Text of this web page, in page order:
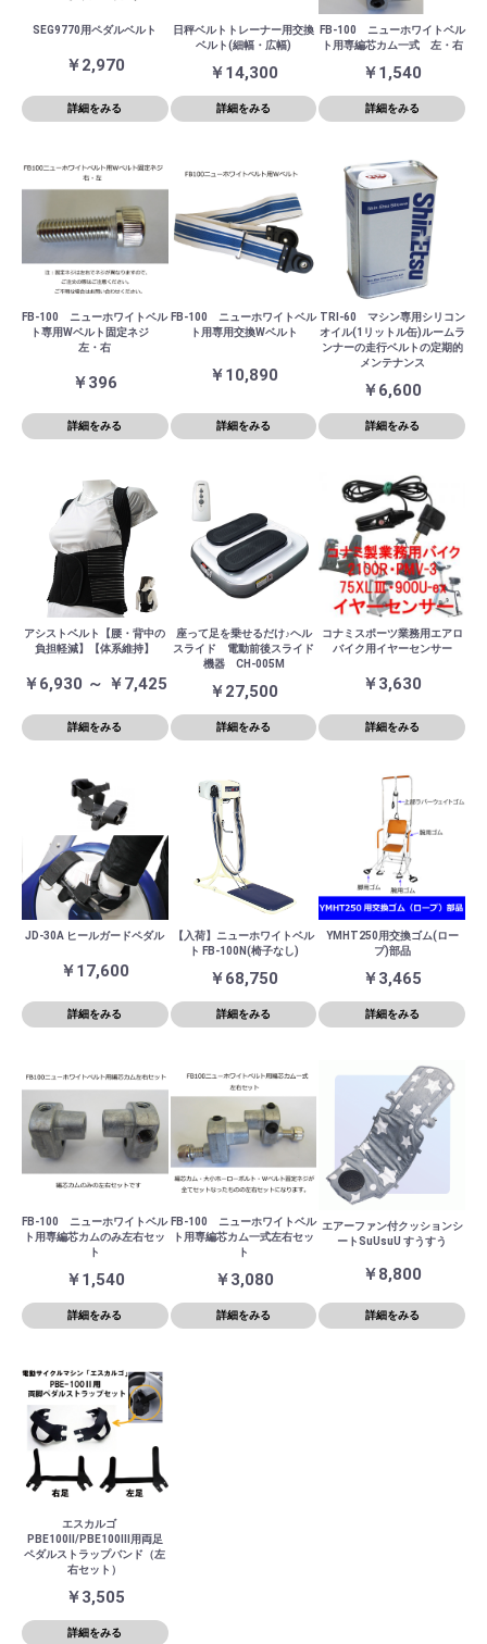
SEG9770用ペダルベルト
￥2,970
詳細をみる
日秤ベルトトレーナー用交換
ベルト(細幅・広幅)
￥14,300
詳細をみる
FB-100 ニューホワイトベル
ト用専編芯カム一式 左・右
￥1,540
詳細をみる
FB-100 ニューホワイトベル
ト専用Wベルト固定ネジ
左・右
￥396
詳細をみる
FB-100 ニューホワイトベル
ト用専用交換Wベルト
￥10,890
詳細をみる
TRI-60 マシン専用シリコン
オイル(1リットル缶)ルームラ
ンナーの走行ベルトの定期的
メンテナンス
￥6,600
詳細をみる
アシストベルト【腰・背中の
負担軽減】【体系維持】
￥6,930 ～ ￥7,425
詳細をみる
座って足を乗せるだけ♪ヘル
スライド 電動前後スライド
機器 CH-005M
￥27,500
詳細をみる
コナミスポーツ業務用エアロ
バイク用イヤーセンサー
￥3,630
詳細をみる
JD-30A ヒールガードペダル
￥17,600
詳細をみる
【入荷】ニューホワイトベル
ト FB-100N(椅子なし)
￥68,750
詳細をみる
YMHT250用交換ゴム(ロー
プ)部品
￥3,465
詳細をみる
FB-100 ニューホワイトベル
ト用専編芯カムのみ左右セッ
ト
￥1,540
詳細をみる
FB-100 ニューホワイトベル
ト用専編芯カム一式左右セッ
ト
￥3,080
詳細をみる
エアーファン付クッションシ
ートSuUsuU すうすう
￥8,800
詳細をみる
エスカルゴ
PBE100Ⅱ/PBE100Ⅲ用両足
ペダルストラップバンド（左
右セット）
￥3,505
詳細をみる